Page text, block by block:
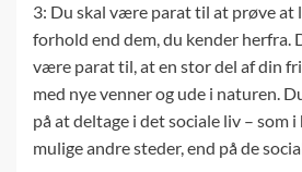
3: Du skal være parat til at prøve at
forhold end dem, du kender herfra.
være parat til, at en stor del af din
med nye venner og ude i naturen.
på at deltage i det sociale liv – som
mulige andre steder, end på de